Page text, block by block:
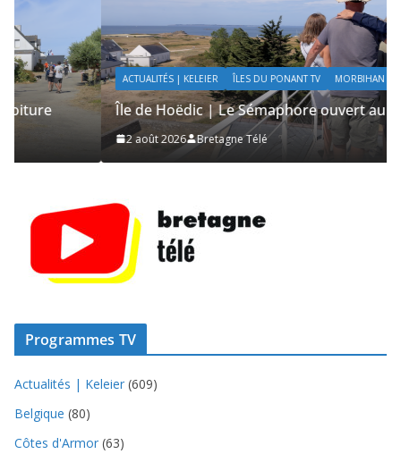
ACTUALITÉS | KELEIER ÎLES DU PONANT TV MORBIHAN TOURISME
Île de Hoëdic | Le Sémaphore ouvert au Public
Bretagne Télé
Programmes TV
Actualités | Keleier (609)
Belgique (80)
Côtes d'Armor (63)